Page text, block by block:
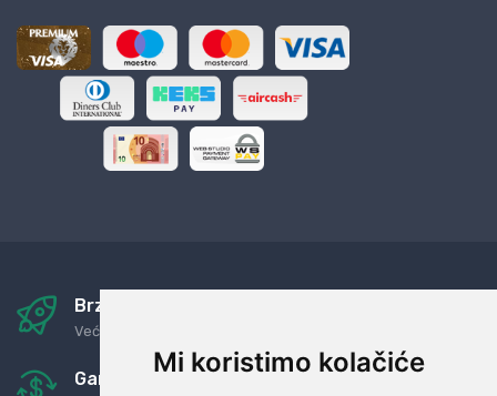
Mi koristimo kolačiće
Brza i sigurna dostava
Već za nekoliko dana kod vas
Garancija u povrat novaca